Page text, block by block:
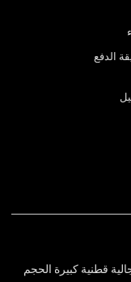
الدفع
قطنية كبيرة الحجم